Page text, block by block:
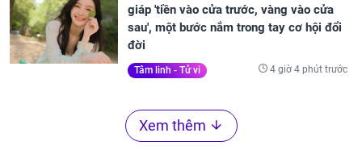
giáp 'tiền vào cửa trước, vàng vào cửa
sau', một bước nắm trong tay cơ hội đổi
đời
Tâm linh - Tử vi 4 giờ 4 phút trước
Xem thêm